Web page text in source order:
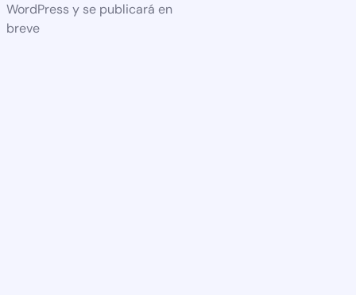
WordPress y se publicará en
breve